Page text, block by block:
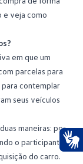
e veja como
em que um
parcelas para
para contemplar
seus veículos
maneiras: por
o participante
do carro.